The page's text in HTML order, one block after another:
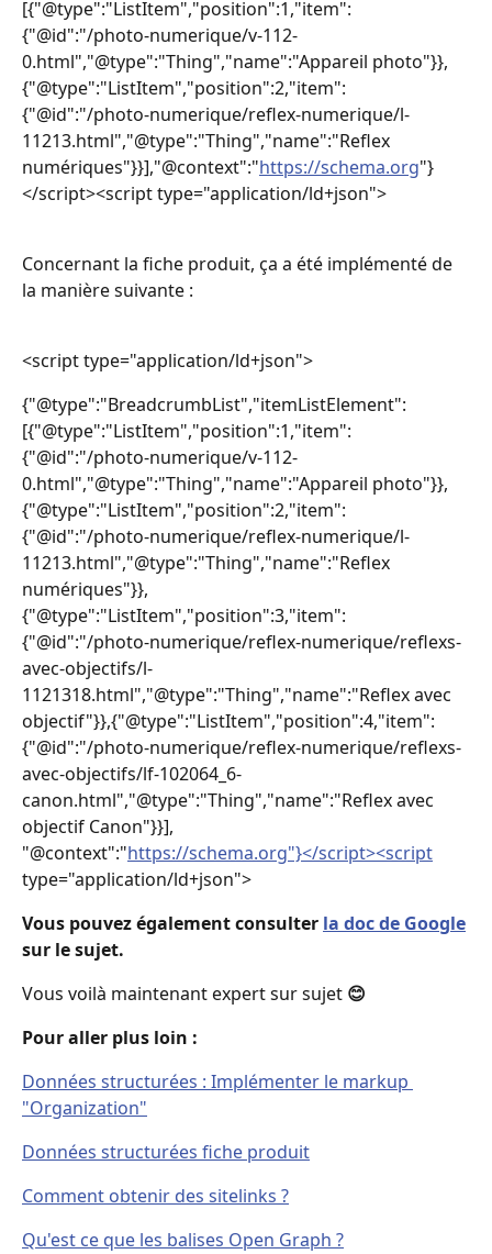
[{"@type":"ListItem","position":1,"item":
{"@id":"/photo-numerique/v-112-
0.html","@type":"Thing","name":"Appareil photo"}},
{"@type":"ListItem","position":2,"item":
{"@id":"/photo-numerique/reflex-numerique/l-
11213.html","@type":"Thing","name":"Reflex
numériques"}}],"@context":"https://schema.org"}
</script><script type="application/ld+json">
Concernant la fiche produit, ça a été implémenté de
la manière suivante :
<script type="application/ld+json">
{"@type":"BreadcrumbList","itemListElement":
[{"@type":"ListItem","position":1,"item":
{"@id":"/photo-numerique/v-112-
0.html","@type":"Thing","name":"Appareil photo"}},
{"@type":"ListItem","position":2,"item":
{"@id":"/photo-numerique/reflex-numerique/l-
11213.html","@type":"Thing","name":"Reflex
numériques"}},
{"@type":"ListItem","position":3,"item":
{"@id":"/photo-numerique/reflex-numerique/reflexs-
avec-objectifs/l-
1121318.html","@type":"Thing","name":"Reflex avec
objectif"}},{"@type":"ListItem","position":4,"item":
{"@id":"/photo-numerique/reflex-numerique/reflexs-
avec-objectifs/lf-102064_6-
canon.html","@type":"Thing","name":"Reflex avec
objectif Canon"}}],
"@context":"https://schema.org"}</script><script
type="application/ld+json">
Vous pouvez également consulter la doc de Google
sur le sujet.
Vous voilà maintenant expert sur sujet 😊
Pour aller plus loin :
Données structurées : Implémenter le markup
"Organization"
Données structurées fiche produit
Comment obtenir des sitelinks ?
Qu'est ce que les balises Open Graph ?